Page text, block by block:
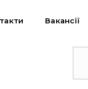
Вакансії